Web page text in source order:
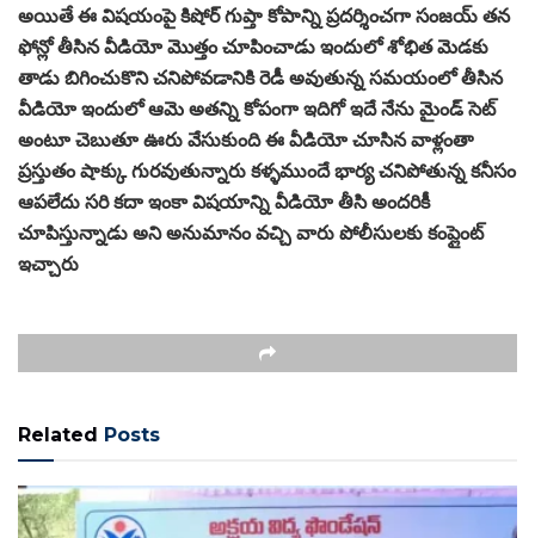
అయితే ఈ విషయంపై కిషోర్ గుప్తా కోపాన్ని ప్రదర్శించగా సంజయ్ తన
ఫోన్లో తీసిన వీడియో మొత్తం చూపించాడు ఇందులో శోభిత మెడకు
తాడు బిగించుకొని చనిపోవడానికి రెడీ అవుతున్న సమయంలో తీసిన
వీడియో ఇందులో ఆమె అతన్ని కోపంగా ఇదిగో ఇదే నేను మైండ్ సెట్
అంటూ చెబుతూ ఊరు వేసుకుంది ఈ వీడియో చూసిన వాళ్లంతా
ప్రస్తుతం షాక్కు గురవుతున్నారు కళ్ళముందే భార్య చనిపోతున్న కనీసం
ఆపలేదు సరి కదా ఇంకా విషయాన్ని వీడియో తీసి అందరికీ
చూపిస్తున్నాడు అని అనుమానం వచ్చి వారు పోలీసులకు కంప్లైంట్
ఇచ్చారు
Related Posts